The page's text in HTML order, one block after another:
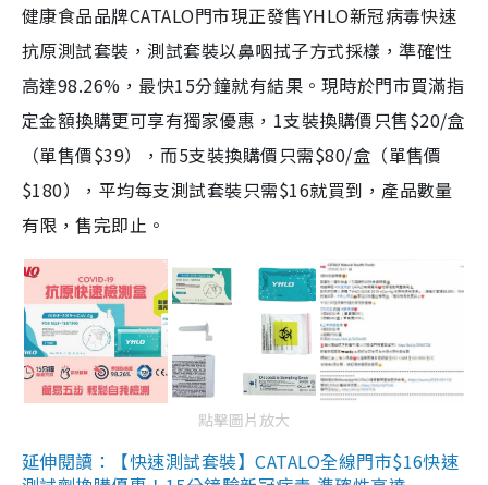
健康食品品牌CATALO門市現正發售YHLO新冠病毒快速
抗原測試套裝，測試套裝以鼻咽拭子方式採樣，準確性
高達98.26%，最快15分鐘就有結果。現時於門市買滿指
定金額換購更可享有獨家優惠，1支裝換購價只售$20/盒
（單售價$39），而5支裝換購價只需$80/盒（單售價
$180），平均每支測試套裝只需$16就買到，產品數量
有限，售完即止。
點擊圖片放大
延伸閱讀：【快速測試套裝】CATALO全線門市$16快速